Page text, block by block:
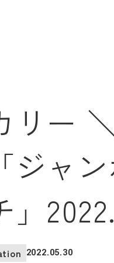
リー
ジャ
」
2022.05.30